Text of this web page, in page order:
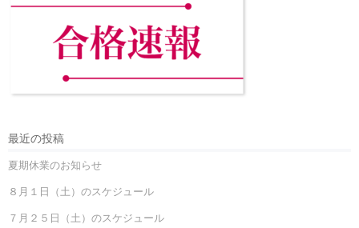
最近の投稿
夏期休業のお知らせ
８月１日（土）のスケジュール
７月２５日（土）のスケジュール